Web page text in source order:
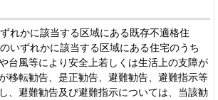
れかに該当する区域にある既存不適格住
いずれかに該当する区域にある住宅のうち
台風等により安全上若しくは生活上の支障が
移転勧告、是正勧告、避難勧告、避難指示等
、避難勧告及び避難指示については、当該勧